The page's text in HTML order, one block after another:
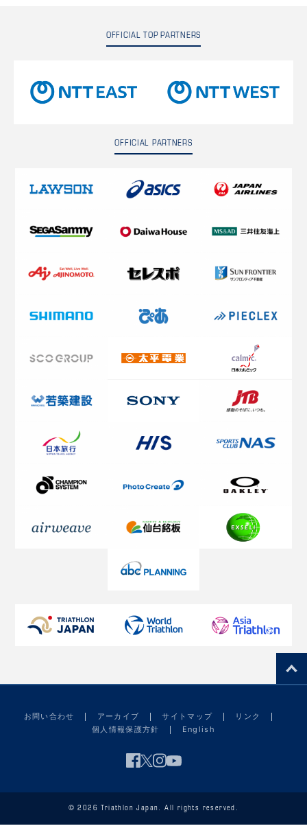
OFFICIAL TOP PARTNERS
OFFICIAL PARTNERS
お問い合わせ アーカイブ サイトマップ
リンク
個人情報保護方針
English
© 2026 Triathlon Japan. All rights reserved.